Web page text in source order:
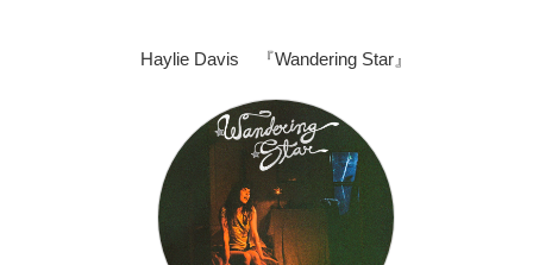
Haylie Davis 『Wandering Star』